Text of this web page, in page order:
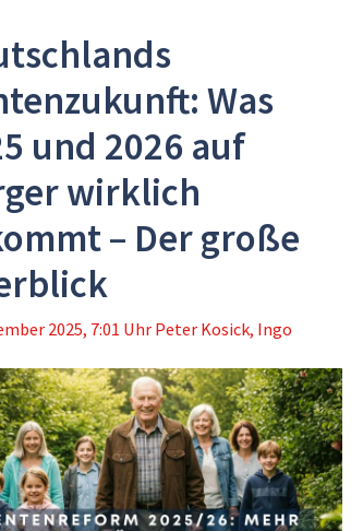
Was
und 2026 auf
wirklich
– Der große
2025, 7:01 Uhr Peter Kosick, Ingo